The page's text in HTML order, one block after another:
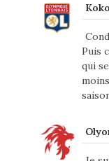
Koko
Puis
qui